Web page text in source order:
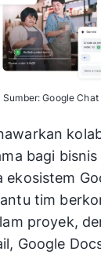
Sumber: Google Chat
bagi
ekosistem
tim
proyek,
Google